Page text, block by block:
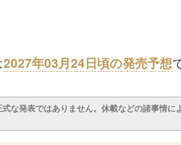
2027年03月24日頃の発売予想
な発表ではありません。休載などの諸事情に